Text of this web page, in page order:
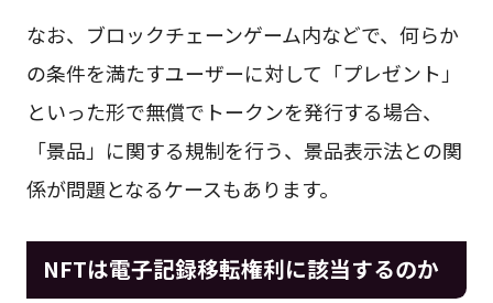
なお、ブロックチェーンゲーム内などで、何らか
の条件を満たすユーザーに対して「プレゼント」
といった形で無償でトークンを発行する場合、
「景品」に関する規制を行う、景品表示法との関
係が問題となるケースもあります。
NFTは電子記録移転権利に該当するのか